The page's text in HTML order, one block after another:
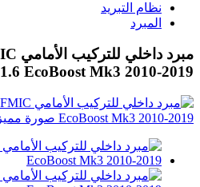
نظام التبريد
المبرد
1.6 EcoBoost Mk3 2010-2019